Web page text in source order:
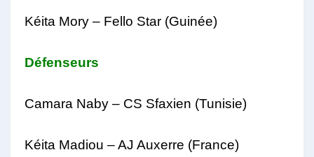
Kéita Mory – Fello Star (Guinée)
Défenseurs
Camara Naby – CS Sfaxien (Tunisie)
Kéita Madiou – AJ Auxerre (France)